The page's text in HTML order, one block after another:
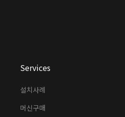
Services
설치사례
머신구매